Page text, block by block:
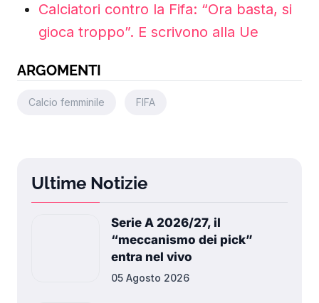
Calciatori contro la Fifa: “Ora basta, si
gioca troppo”. E scrivono alla Ue
ARGOMENTI
Calcio femminile FIFA
Ultime Notizie
Serie A 2026/27, il
“meccanismo dei pick”
entra nel vivo
05 Agosto 2026